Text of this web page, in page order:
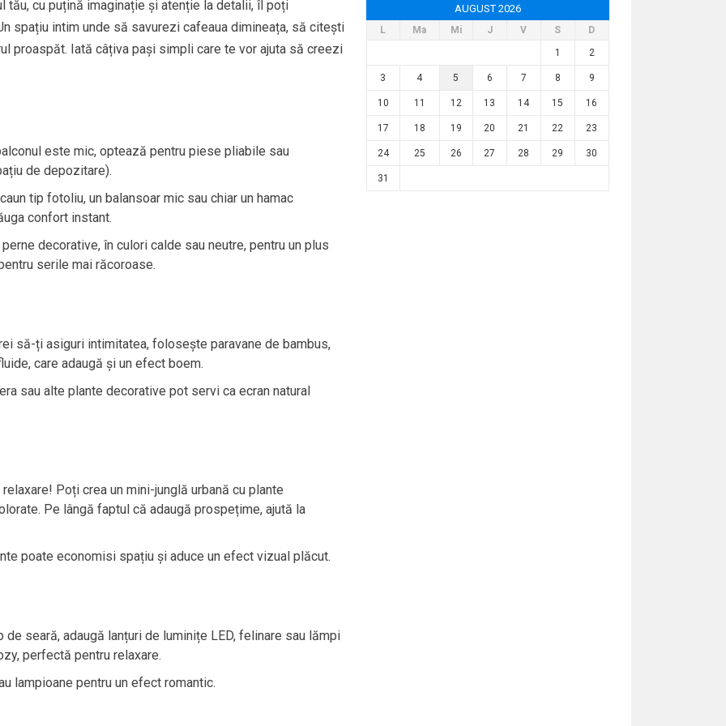
cu puțină imaginație și atenție la detalii, îl poți
spațiu intim unde să savurezi cafeaua dimineața, să citești
proaspăt. Iată câțiva pași simpli care te vor ajuta să creezi
este mic, optează pentru piese pliabile sau
de depozitare).
tip fotoliu, un balansoar mic sau chiar un hamac
confort instant.
decorative, în culori calde sau neutre, pentru un plus
serile mai răcoroase.
să-ți asiguri intimitatea, folosește paravane de bambus,
care adaugă și un efect boem.
sau alte plante decorative pot servi ca ecran natural
Poți crea un mini-junglă urbană cu plante
Pe lângă faptul că adaugă prospețime, ajută la
poate economisi spațiu și aduce un efect vizual plăcut.
seară, adaugă lanțuri de luminițe LED, felinare sau lămpi
perfectă pentru relaxare.
lampioane pentru un efect romantic.
AUGUST 2026
L Ma Mi J V S
D
1
2
3 4 5 6 7 8 9
10 11 12 13 14 15 16
17 18 19 20 21 22 23
24 25 26 27 28 29 30
31